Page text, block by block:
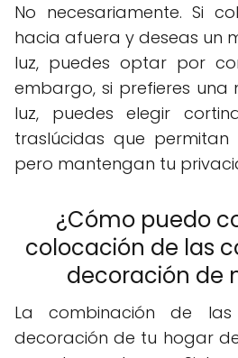
No necesariamente. Si
hacia afuera y deseas un
luz, puedes optar por
embargo, si prefieres
luz, puedes elegir
traslúcidas que
pero mantengan tu
¿Cómo puedo
colocación de las
decoración de
La combinación de
decoración de tu hogar